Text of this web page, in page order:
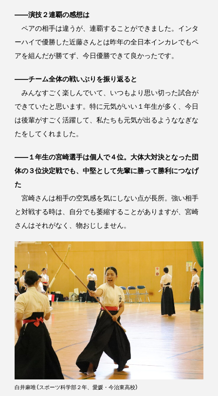
――演技２連覇の感想は
ペアの相手は違うが、連覇することができました。インタ
ーハイで優勝した近藤さんとは昨年の全日本インカレでもペ
アを組んだが勝てず、今日優勝できて良かったです。
――チーム全体の戦いぶりを振り返ると
みんなすごく楽しんでいて、いつもより思い切った試合が
できていたと思います。特に元気がいい１年生が多く、今日
は後輩がすごく活躍して、私たちも元気が出るようななぎな
たをしてくれました。
――１年生の宮崎選手は個人で４位。大体大対決となった団
体の３位決定戦でも、中堅として先輩に勝って勝利につなげ
た
宮崎さんは相手の空気感を気にしない点が長所。強い相手
と対戦する時は、自分でも萎縮することがありますが、宮崎
さんはそれがなく、物おじしません。
白井麻唯（スポーツ科学部２年、愛媛・今治東高校）